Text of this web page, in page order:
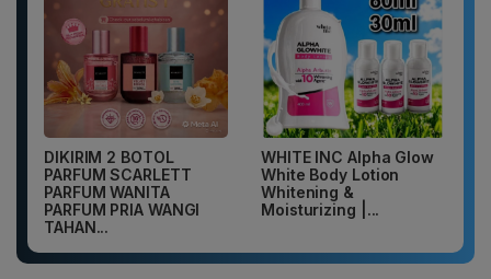
DIKIRIM 2 BOTOL
PARFUM SCARLETT
PARFUM WANITA
PARFUM PRIA WANGI
TAHAN...
WHITE INC Alpha Glow
White Body Lotion
Whitening &
Moisturizing |...